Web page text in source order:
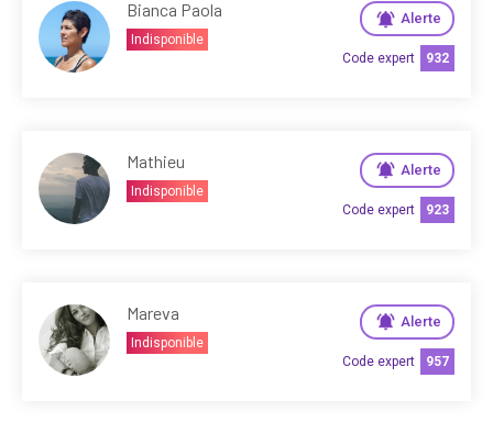
Bianca Paola
Code expert 932
Alerte
Indisponible
Mathieu
Code expert 923
Alerte
Indisponible
Mareva
Code expert 957
Alerte
Indisponible